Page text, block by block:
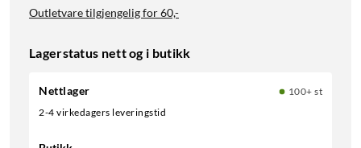
Outletvare tilgjengelig for60,-
Lagerstatus nett og i butikk
Nettlager
100+ st
2-4 virkedagers leveringstid